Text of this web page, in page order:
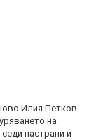
Илия Петков
на
настрани и